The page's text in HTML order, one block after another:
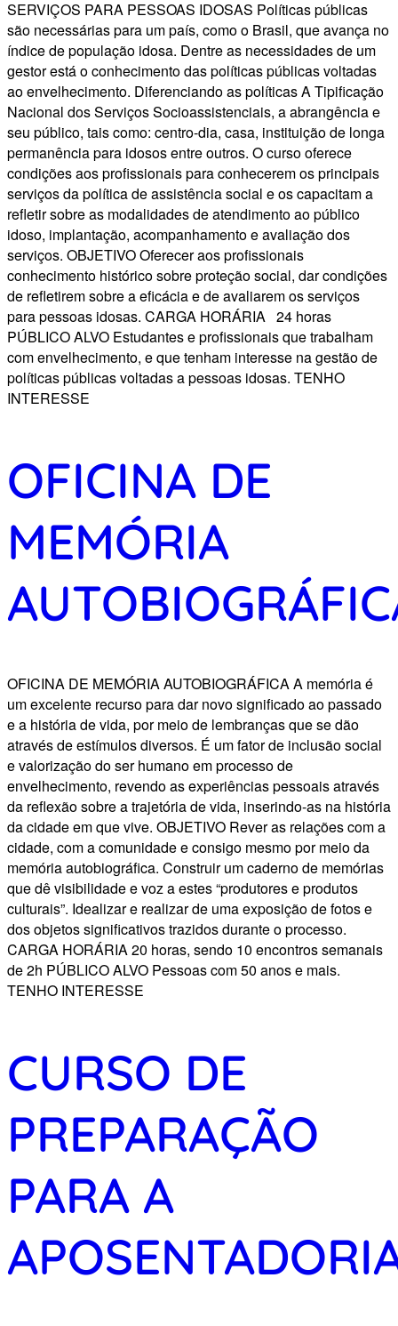
SERVIÇOS PARA PESSOAS IDOSAS Políticas públicas
são necessárias para um país, como o Brasil, que avança no
índice de população idosa. Dentre as necessidades de um
gestor está o conhecimento das políticas públicas voltadas
ao envelhecimento. Diferenciando as políticas A Tipificação
Nacional dos Serviços Socioassistenciais, a abrangência e
seu público, tais como: centro-dia, casa, instituição de longa
permanência para idosos entre outros. O curso oferece
condições aos profissionais para conhecerem os principais
serviços da política de assistência social e os capacitam a
refletir sobre as modalidades de atendimento ao público
idoso, implantação, acompanhamento e avaliação dos
serviços. OBJETIVO Oferecer aos profissionais
conhecimento histórico sobre proteção social, dar condições
de refletirem sobre a eficácia e de avaliarem os serviços
para pessoas idosas. CARGA HORÁRIA 24 horas
PÚBLICO ALVO Estudantes e profissionais que trabalham
com envelhecimento, e que tenham interesse na gestão de
políticas públicas voltadas a pessoas idosas. TENHO
INTERESSE
OFICINA DE
MEMÓRIA
OFICINA DE MEMÓRIA AUTOBIOGRÁFICA A memória é
um excelente recurso para dar novo significado ao passado
e a história de vida, por meio de lembranças que se dão
através de estímulos diversos. É um fator de inclusão social
e valorização do ser humano em processo de
envelhecimento, revendo as experiências pessoais através
da reflexão sobre a trajetória de vida, inserindo-as na história
da cidade em que vive. OBJETIVO Rever as relações com a
cidade, com a comunidade e consigo mesmo por meio da
memória autobiográfica. Construir um caderno de memórias
que dê visibilidade e voz a estes “produtores e produtos
culturais”. Idealizar e realizar de uma exposição de fotos e
dos objetos significativos trazidos durante o processo.
CARGA HORÁRIA 20 horas, sendo 10 encontros semanais
de 2h PÚBLICO ALVO Pessoas com 50 anos e mais.
TENHO INTERESSE
CURSO DE
PREPARAÇÃO
PARA A